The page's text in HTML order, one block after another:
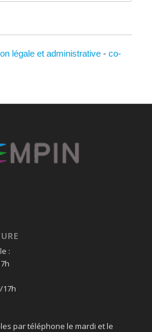
légale et administrative- co-
:
17h
par téléphone le mardi et le